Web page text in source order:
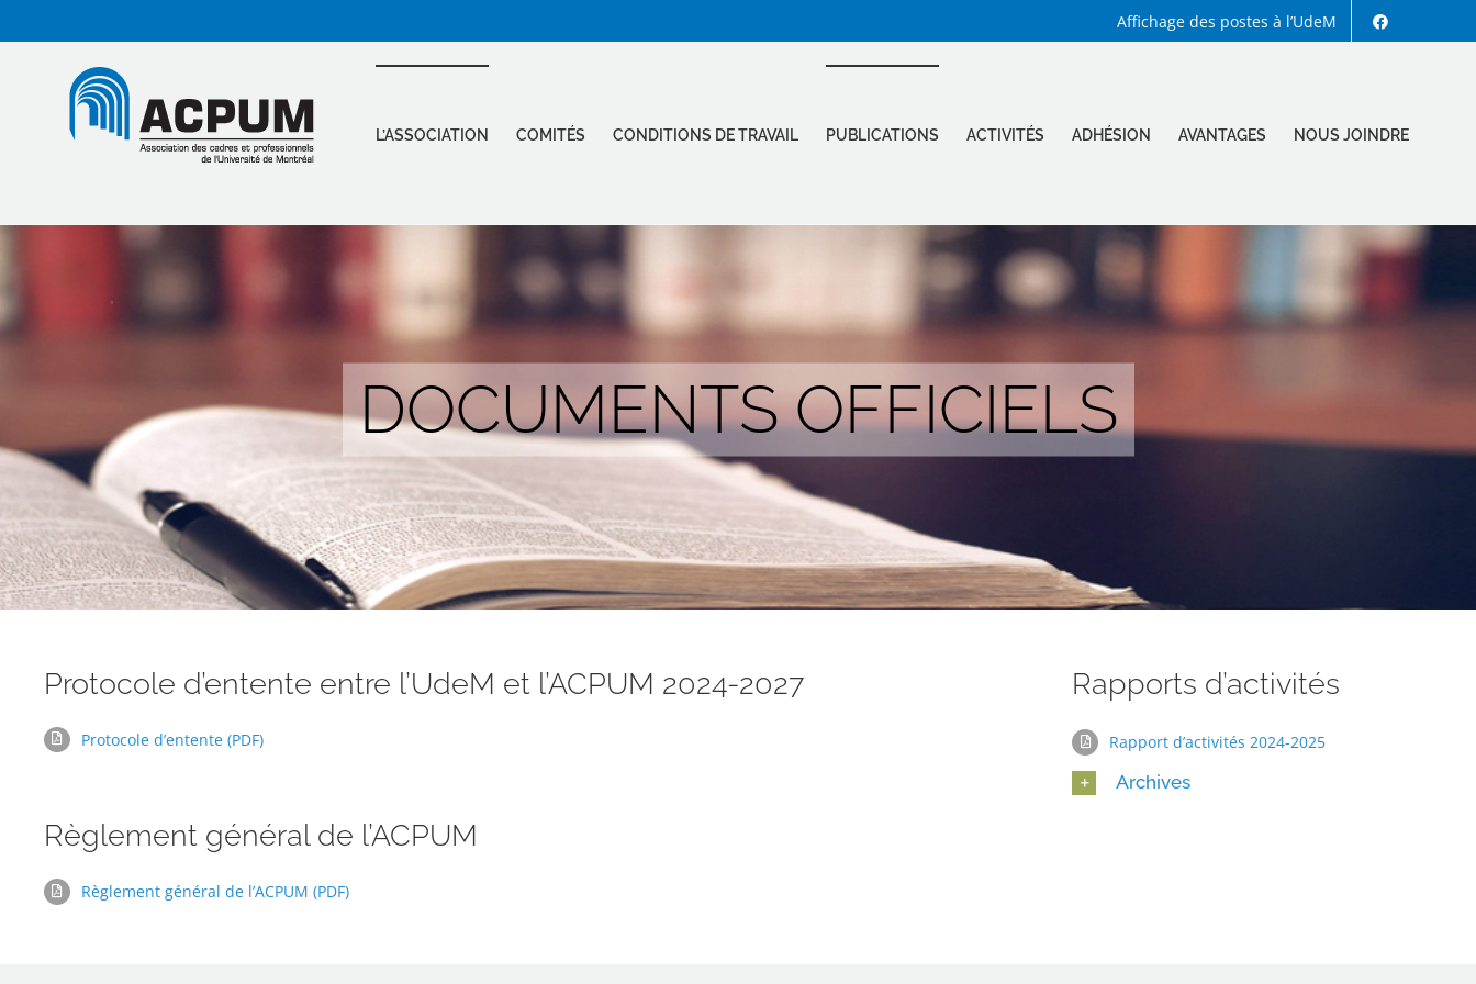
au
Affichage des postes à l’UdeM
L’ASSOCIATION COMITÉS CONDITIONS DE TRAVAIL PUBLICATIONS ACTIVITÉS ADHÉSION AVANTAGES NOUS JOINDRE
DOCUMENTS OFFICIELS
Protocole d’entente entre l’UdeM et l’ACPUM 2024-2027
Protocole d’entente (PDF)
Règlement général de l’ACPUM
Règlement général de l’ACPUM (PDF)
Rapports d’activités
Rapport d’activités 2024-2025
Archives